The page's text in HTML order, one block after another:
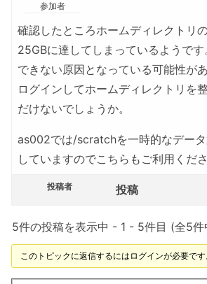
参加者
確認したところホームディレクトリ
25GBに達してしまっているようで
できない原因となっている可能性が
ログインしてホームディレクトリを
だけないでしょうか。
as002では/scratchを一時的なデー
していますのでこちらもご利用くださ
投稿者 投稿
5件の投稿を表示中 - 1 - 5件目 (全5件
このトピックに返信するにはログインが必要です